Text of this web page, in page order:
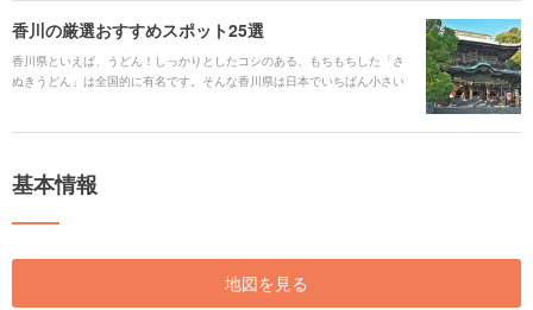
香川の厳選おすすめスポット25選
香川県といえば、うどん！しっかりとしたコシのある、もちもちした「さ
ぬきうどん」は全国的に有名です。そんな香川県は日本でいちばん小さい
基本情報
地図を見る